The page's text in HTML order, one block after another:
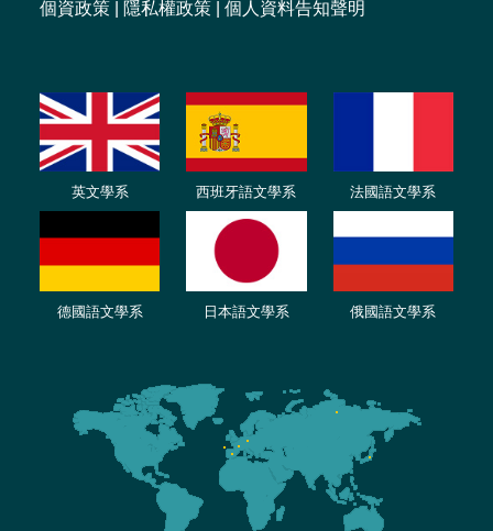
個資政策 隱私權政策 個人資料告知聲明
英文學系 西班牙語文學系 法國語文學系
德國語文學系 日本語文學系 俄國語文學系